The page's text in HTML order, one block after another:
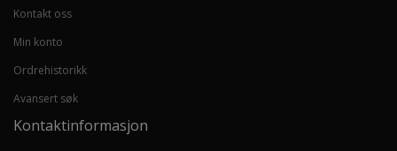
Kontakt oss
Min konto
Ordrehistorikk
Avansert søk
Kontaktinformasjon